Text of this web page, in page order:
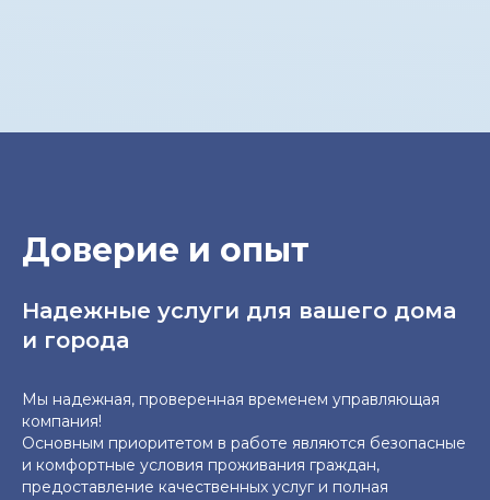
Доверие и опыт
Надежные услуги для вашего дома
и города
Мы надежная, проверенная временем управляющая
компания!
Основным приоритетом в работе являются безопасные
и комфортные условия проживания граждан,
предоставление качественных услуг и полная